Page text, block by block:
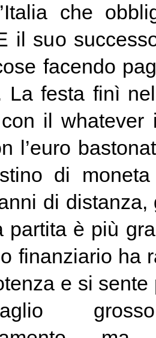
che
il suo
facendo
La festa finì
il whatever
l’euro
di
di
partita è più
finanziario ha
e si sente